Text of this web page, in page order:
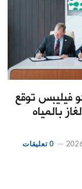
فيليبس توقع
بالمياه
-- 0 تعليقات